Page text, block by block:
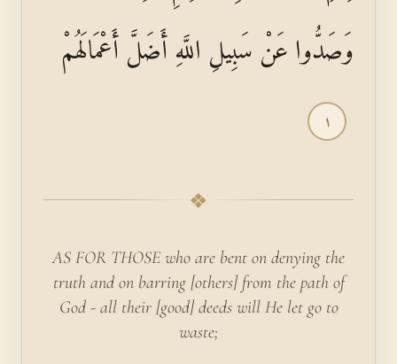
وَصَدُّوا عَنْ سَبِيلِ اللَّهِ أَضَلَّ أَعْمَالَهُمْ
١
❖
AS FOR THOSE who are bent on denying the
truth and on barring [others] from the path of
God - all their [good] deeds will He let go to
waste;